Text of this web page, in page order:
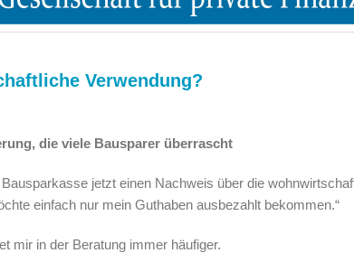
Verwendung?
die viele Bausparer überrascht
jetzt einen Nachweis über die
einfach nur mein Guthaben ausbezahlt bekommen.“
mir in der Beratung immer häufiger.